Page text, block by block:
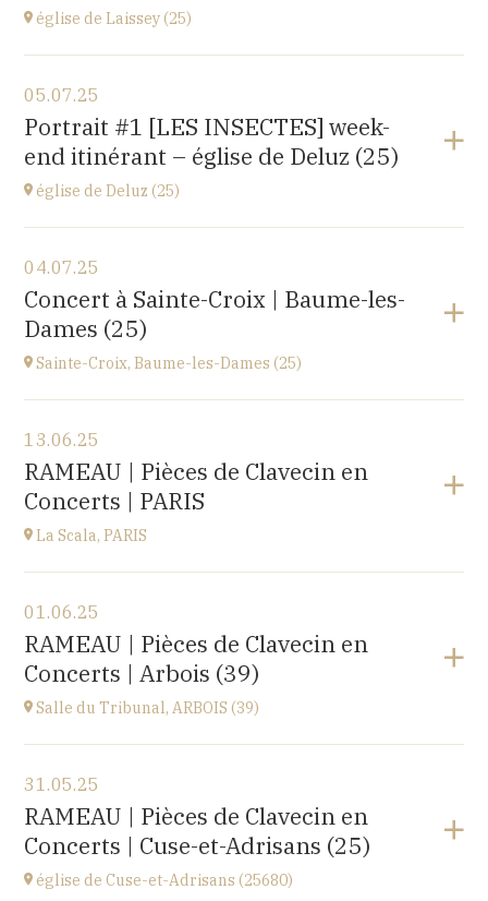
église de Laissey (25)
église Saint-Antide,
27 Rue de la Chapelle, 25820 Laissey
à17H00
05.07.25
Portrait #1 [LES INSECTES] week-
end itinérant – église de Deluz (25)
église de Deluz (25)
église Saint-Martin,
1 Rue de l'Église, 25960 Deluz
à13H30
04.07.25
Concert à Sainte-Croix | Baume-les-
Dames (25)
Sainte-Croix, Baume-les-Dames (25)
EHPAD du Centre hospitalier Sainte-Croix,
1 avenue du Président Kennedy, 25110 BAUME-LES-
DAMES
13.06.25
RAMEAU | Pièces de Clavecin en
Concerts | PARIS
La Scala, PARIS
La Scala, PARIS
13, boulevard de Strasbourg 75010 Paris
à19H30
Accéder au site
01.06.25
RAMEAU | Pièces de Clavecin en
Concerts | Arbois (39)
Salle du Tribunal, ARBOIS (39)
Salle du Tribunal, ARBOIS (39)
10 rue de l’hôtel de ville, 39600 ARBOIS
à17H00
31.05.25
RAMEAU | Pièces de Clavecin en
Concerts | Cuse-et-Adrisans (25)
église de Cuse-et-Adrisans (25680)